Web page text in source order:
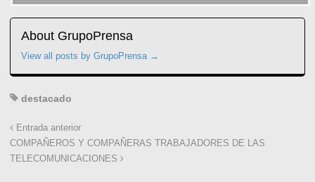
About GrupoPrensa
View all posts by GrupoPrensa →
destacado
Entrada anterior
COMPAÑEROS Y COMPAÑERAS TRABAJADORES DE LAS
TELECOMUNICACIONES